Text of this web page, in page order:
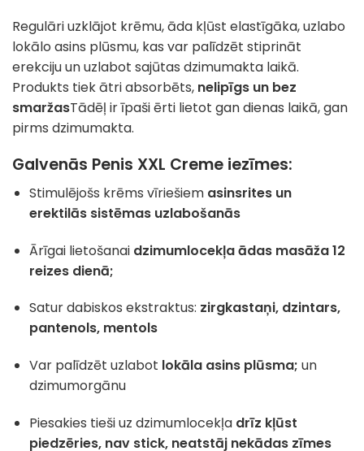
Regulāri uzklājot krēmu, āda kļūst elastīgāka, uzlabo
lokālo asins plūsmu, kas var palīdzēt stiprināt
erekciju un uzlabot sajūtas dzimumakta laikā.
Produkts tiek ātri absorbēts, nelipīgs un bez
smaržasTādēļ ir īpaši ērti lietot gan dienas laikā, gan
pirms dzimumakta.
Galvenās Penis XXL Creme iezīmes:
Stimulējošs krēms vīriešiem asinsrites un
erektilās sistēmas uzlabošanās
Ārīgai lietošanai dzimumlocekļa ādas masāža 12
reizes dienā;
Satur dabiskos ekstraktus: zirgkastaņi, dzintars,
pantenols, mentols
Var palīdzēt uzlabot lokāla asins plūsma; un
dzimumorgānu
Piesakies tieši uz dzimumlocekļa drīz kļūst
piedzēries, nav stick, neatstāj nekādas zīmes